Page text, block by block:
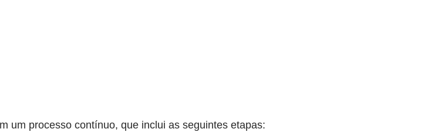
um processo contínuo, que inclui as seguintes etapas: